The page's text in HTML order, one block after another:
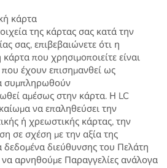
κάρτα
της κάρτας σας κατά την
σας, επιβεβαιώνετε ότι η
που χρησιμοποιείτε είναι
έχουν επισημανθεί ως
συμπληρωθούν
αμέσως στην κάρτα. Η LC
να επαληθεύσει την
ή χρεωστικής κάρτας, την
σε σχέση με την αξία της
δεδομένα διεύθυνσης του Πελάτη
να αρνηθούμε Παραγγελίες ανάλογα